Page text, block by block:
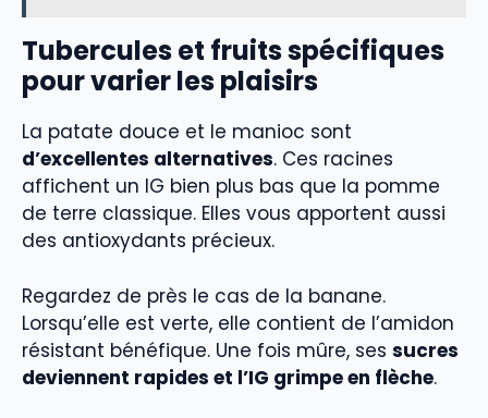
Tubercules et fruits spécifiques
pour varier les plaisirs
La patate douce et le manioc sont
d’excellentes alternatives. Ces racines
affichent un IG bien plus bas que la pomme
de terre classique. Elles vous apportent aussi
des antioxydants précieux.
Regardez de près le cas de la banane.
Lorsqu’elle est verte, elle contient de l’amidon
résistant bénéfique. Une fois mûre, ses sucres
deviennent rapides et l’IG grimpe en flèche.